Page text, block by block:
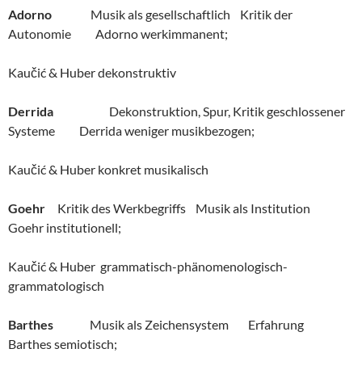
Adorno Musik als gesellschaftlich Kritik der
Autonomie Adorno werkimmanent;
Kaučić & Huber dekonstruktiv
Derrida Dekonstruktion, Spur, Kritik geschlossener
Systeme Derrida weniger musikbezogen;
Kaučić & Huber konkret musikalisch
Goehr Kritik des Werkbegriffs Musik als Institution
Goehr institutionell;
Kaučić & Huber grammatisch-phänomenologisch-
grammatologisch
Barthes Musik als Zeichensystem Erfahrung
Barthes semiotisch;